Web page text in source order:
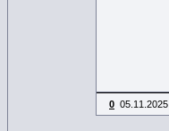
0 05.11.2025